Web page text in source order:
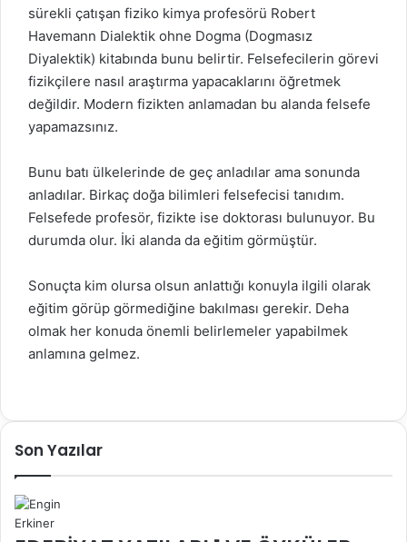
sürekli çatışan fiziko kimya profesörü Robert
Havemann Dialektik ohne Dogma (Dogmasız
Diyalektik) kitabında bunu belirtir. Felsefecilerin görevi
fizikçilere nasıl araştırma yapacaklarını öğretmek
değildir. Modern fizikten anlamadan bu alanda felsefe
yapamazsınız.
Bunu batı ülkelerinde de geç anladılar ama sonunda
anladılar. Birkaç doğa bilimleri felsefecisi tanıdım.
Felsefede profesör, fizikte ise doktorası bulunuyor. Bu
durumda olur. İki alanda da eğitim görmüştür.
Sonuçta kim olursa olsun anlattığı konuyla ilgili olarak
eğitim görüp görmediğine bakılması gerekir. Deha
olmak her konuda önemli belirlemeler yapabilmek
anlamına gelmez.
e
o
k
ps
g
e
s
g
e
t
p
p
e
a
m
o
a
i
Son Yazılar